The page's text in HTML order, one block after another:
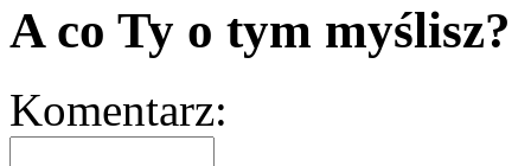
A co Ty o tym myślisz?
Komentarz: